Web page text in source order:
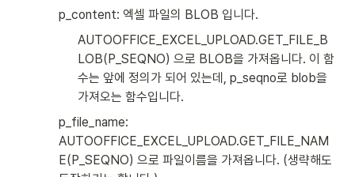
p_content: 엑셀 파일의 BLOB 입니다.
AUTOOFFICE_EXCEL_UPLOAD.GET_FILE_B
LOB(P_SEQNO) 으로 BLOB을 가져옵니다. 이 함
수는 앞에 정의가 되어 있는데, p_seqno로 blob을
가져오는 함수입니다.
p_file_name:
AUTOOFFICE_EXCEL_UPLOAD.GET_FILE_NAM
E(P_SEQNO) 으로 파일이름을 가져옵니다. (생략해도